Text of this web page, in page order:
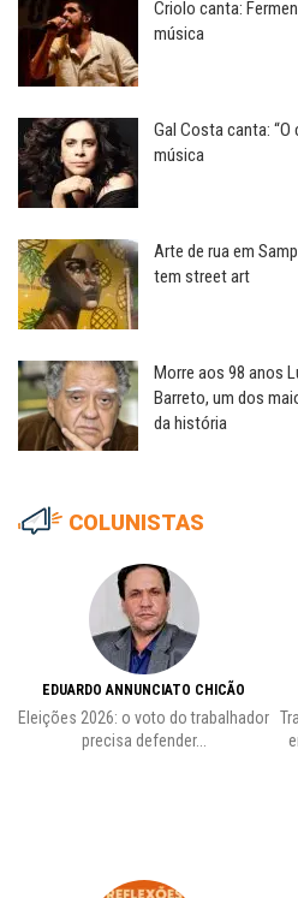
Criolo canta:
música
Gal Costa canta: “O
música
Arte de rua em
tem street art
Morre aos 98 anos
Barreto, um dos
da história
COLUNISTAS
EDUARDO ANNUNCIATO CHICÃO
Eleições 2026: o voto do trabalhador
precisa defender...